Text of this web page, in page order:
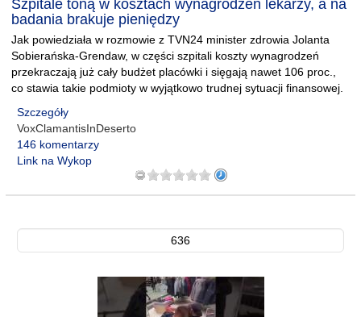
Szpitale toną w kosztach wynagrodzeń lekarzy, a na
badania brakuje pieniędzy
Jak powiedziała w rozmowie z TVN24 minister zdrowia Jolanta
Sobierańska-Grendaw, w części szpitali koszty wynagrodzeń
przekraczają już cały budżet placówki i sięgają nawet 106 proc.,
co stawia takie podmioty w wyjątkowo trudnej sytuacji finansowej.
Szczegóły
VoxClamantisInDeserto
146 komentarzy
Link na Wykop
636